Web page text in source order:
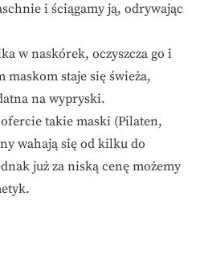
i ściągamy ją, odrywając
w naskórek, oczyszcza go i
staje się świeża,
na wypryski.
takie maski (Pilaten,
wahają się od kilku do
już za niską cenę możemy